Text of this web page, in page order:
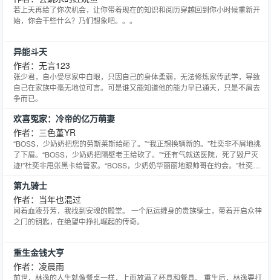
若上天再给了你次机会，让你带着现在的知识和阅历穿越回到你小时候重新开
始，你会干些什么？乃们想象吧。。。
异能斗天
作者：无言123
张少君，自小受尽家中白眼，只因自己的身体柔弱，无法修炼家传武学，导致
自己在家族中毫无地位可言。可是谁又能知道他的能力早已通天，只是不屑去
争而已。
欢喜冤家：冷帝的亿万萌妻
作者：三色堇YR
“BOSS，少奶奶把您的劳斯莱斯给砸了。”“我正想换辆新的。”杜奕非不屑地挑
了下眉。“BOSS，少奶奶把隔壁老王给砍了。”“还有气就送医院，死了毁尸灭
迹!”杜奕非甩张黑卡给管家。“BOSS，少奶奶华丽丽地跟帅哥在约会。”杜奕非
你是我的人！”自从天价买回任芊芊这个萌哒哒的小麻烦当媳妇后，高冷不近女
色的‘帝豪’财团总裁杜奕非想要对她
第九骑士
作者：当年也混过
闻着血液芬芳，我找到安魂的殿堂。 一个厄运缠身的贵族骑士，带着开启众神
之门的钥匙，在绝望中挣扎崛起的传奇。
重生金钱大亨
作者：凌晨雨
前世，林逸的人生就像餐桌一样，上面放满了杯具和餐具。 重生后，林逸要打